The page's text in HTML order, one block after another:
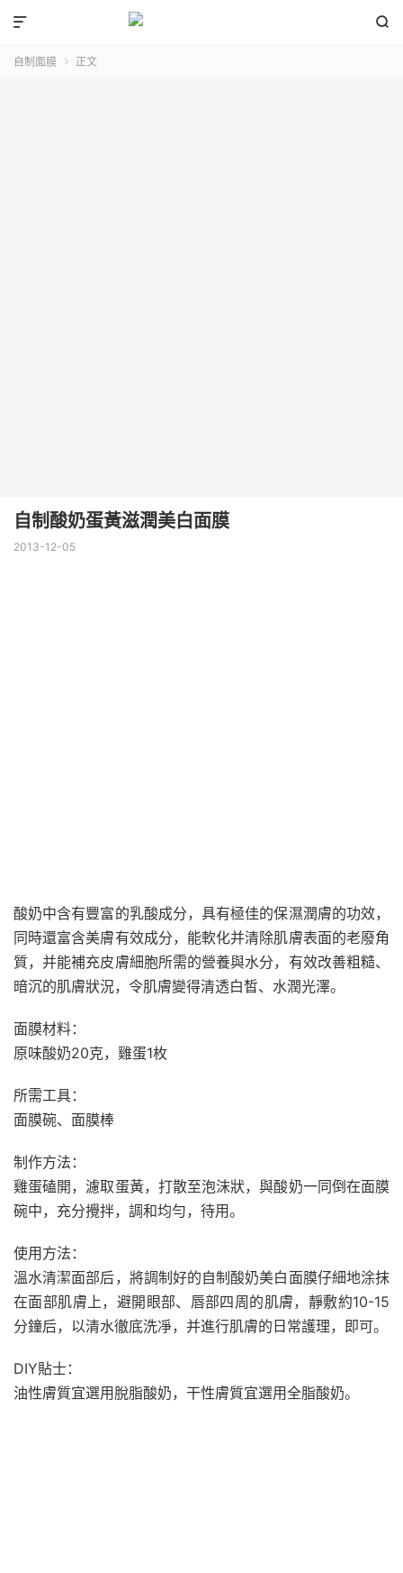


自制面膜  正文
自制酸奶蛋黃滋潤美白面膜
2013-12-05
酸奶中含有豐富的乳酸成分，具有極佳的保濕潤膚的功效，
同時還富含美膚有效成分，能軟化并清除肌膚表面的老廢角
質，并能補充皮膚細胞所需的營養與水分，有效改善粗糙、
暗沉的肌膚狀況，令肌膚變得清透白皙、水潤光澤。
面膜材料：
原味酸奶20克，雞蛋1枚
所需工具：
面膜碗、面膜棒
制作方法：
雞蛋磕開，濾取蛋黃，打散至泡沫狀，與酸奶一同倒在面膜
碗中，充分攪拌，調和均勻，待用。
使用方法：
溫水清潔面部后，將調制好的自制酸奶美白面膜仔細地涂抹
在面部肌膚上，避開眼部、唇部四周的肌膚，靜敷約10-15
分鐘后，以清水徹底洗凈，并進行肌膚的日常護理，即可。
DIY貼士：
油性膚質宜選用脫脂酸奶，干性膚質宜選用全脂酸奶。